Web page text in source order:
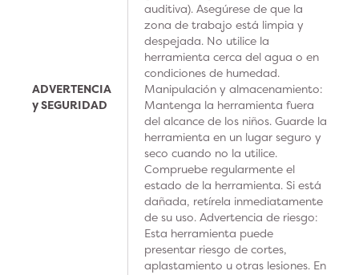
ADVERTENCIA
y SEGURIDAD
auditiva). Asegúrese de que la
zona de trabajo está limpia y
despejada. No utilice la
herramienta cerca del agua o en
condiciones de humedad.
Manipulación y almacenamiento:
Mantenga la herramienta fuera
del alcance de los niños. Guarde la
herramienta en un lugar seguro y
seco cuando no la utilice.
Compruebe regularmente el
estado de la herramienta. Si está
dañada, retírela inmediatamente
de su uso. Advertencia de riesgo:
Esta herramienta puede
presentar riesgo de cortes,
aplastamiento u otras lesiones. En